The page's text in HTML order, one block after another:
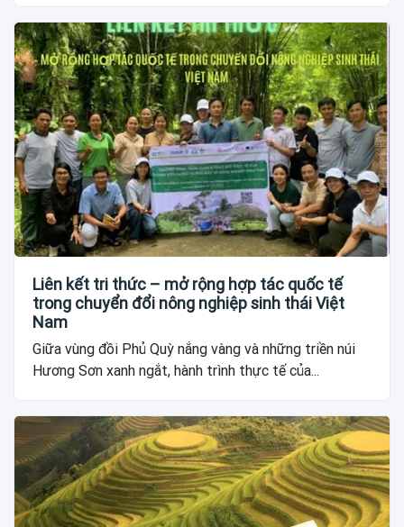
Liên kết tri thức – mở rộng hợp tác quốc tế
trong chuyển đổi nông nghiệp sinh thái Việt
Nam
Giữa vùng đồi Phủ Quỳ nắng vàng và những triền núi
Hương Sơn xanh ngắt, hành trình thực tế của...